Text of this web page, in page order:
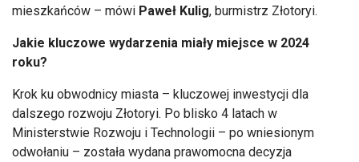
mieszkańców – mówi Paweł Kulig, burmistrz Złotoryi.
Jakie kluczowe wydarzenia miały miejsce w 2024
roku?
Krok ku obwodnicy miasta – kluczowej inwestycji dla
dalszego rozwoju Złotoryi. Po blisko 4 latach w
Ministerstwie Rozwoju i Technologii – po wniesionym
odwołaniu – została wydana prawomocna decyzja